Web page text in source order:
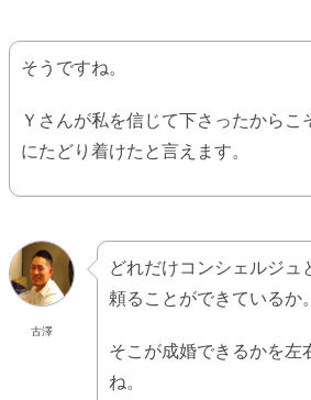
そうですね。
Ｙさんが私を信じて下さったからこ
にたどり着けたと言えます。
古澤
どれだけコンシェルジュ
頼ることができているか。
そこが成婚できるかを左
ね。